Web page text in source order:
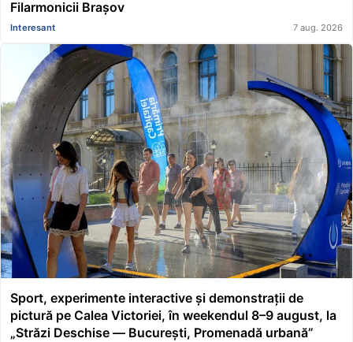
Filarmonicii Brașov
Interesant 7 aug. 2026
Sport, experimente interactive și demonstrații de
pictură pe Calea Victoriei, în weekendul 8–9 august, la
„Străzi Deschise — București, Promenadă urbană”